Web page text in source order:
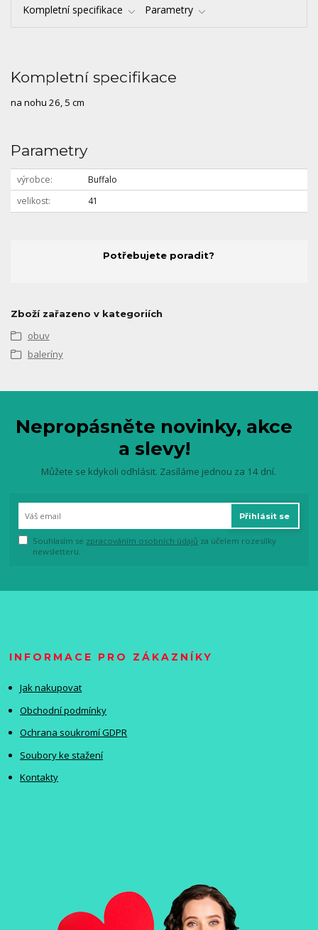
Kompletní specifikace Parametry
Kompletní specifikace
na nohu 26, 5 cm
Parametry
výrobce
Buffalo
velikost
41
Potřebujete poradit?
Zboží zařazeno v kategoriích
obuv
baleríny
Nepropásněte novinky, akce
a slevy!
Můžete se kdykoli odhlásit. Zasíláme jednou za 14 dní.
Přihlásit se
Souhlasím se zpracováním osobních údajů za účelem rozesílky
newsletteru.
INFORMACE PRO ZÁKAZNÍKY
Jak nakupovat
Obchodní podmínky
Ochrana soukromí GDPR
Soubory ke stažení
Kontakty